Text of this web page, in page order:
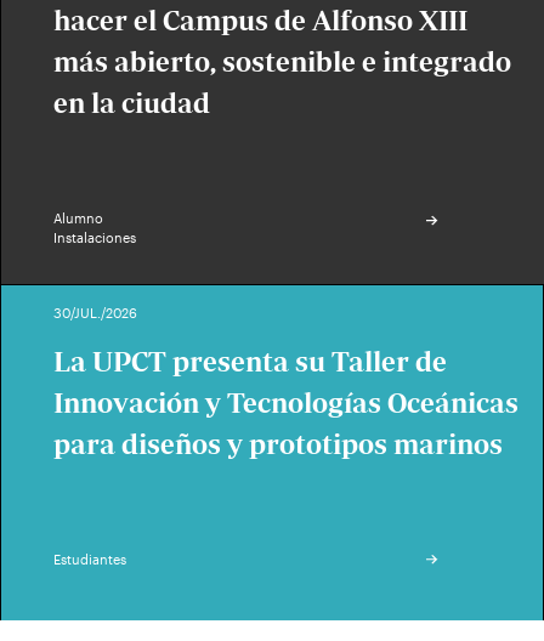
hacer el Campus de Alfonso XIII
más abierto, sostenible e integrado
en la ciudad
Alumno
Instalaciones
30/JUL./2026
La UPCT presenta su Taller de
Innovación y Tecnologías Oceánicas
para diseños y prototipos marinos
Estudiantes